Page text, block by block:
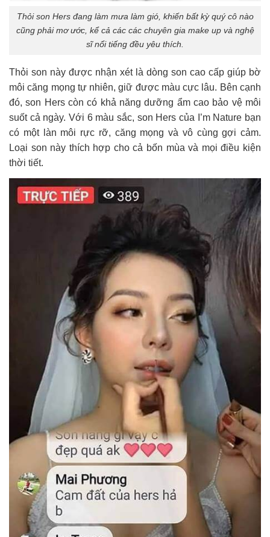
Thỏi son Hers đang làm mưa làm gió, khiến bất kỳ quý cô nào
cũng phải mơ ước, kể cả các các chuyên gia make up và nghệ
sĩ nổi tiếng đều yêu thích.
Thỏi son này được nhận xét là dòng son cao cấp giúp bờ
môi căng mọng tự nhiên, giữ được màu cực lâu. Bên cạnh
đó, son Hers còn có khả năng dưỡng ẩm cao bảo vệ môi
suốt cả ngày. Với 6 màu sắc, son Hers của I’m Nature bạn
có một làn môi rực rỡ, căng mọng và vô cùng gợi cảm.
Loại son này thích hợp cho cả bốn mùa và mọi điều kiện
thời tiết.